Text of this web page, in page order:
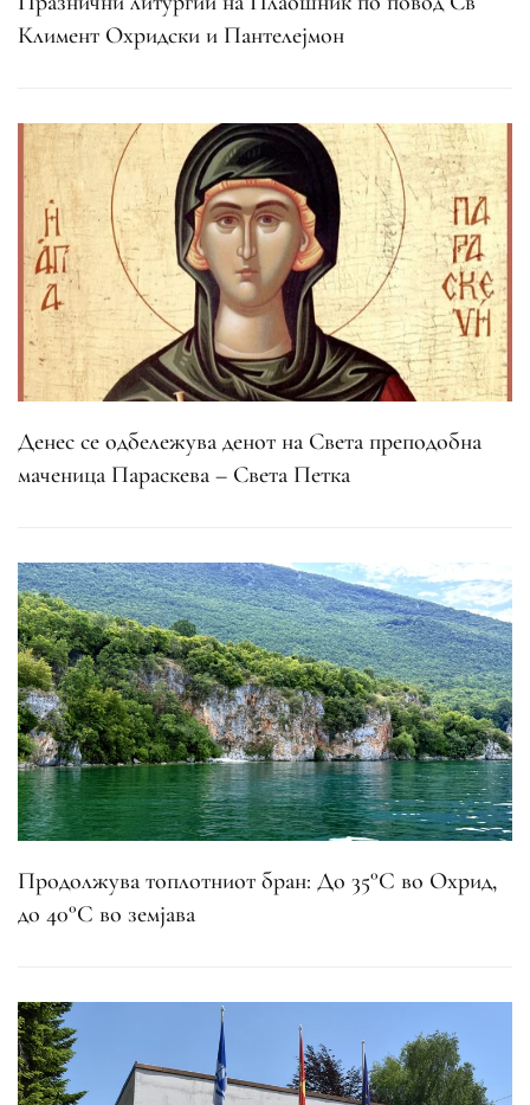
Климент Охридски и Пантелејмон
Денес се одбележува денот на Света преподобна
маченица Параскева – Света Петка
Продолжува топлотниот бран: До 35°C во Охрид,
до 40°C во земјава